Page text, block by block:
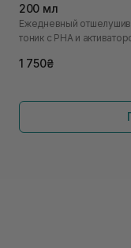
200 мл
Ежедневный
тоник с РНА и
1 750₴